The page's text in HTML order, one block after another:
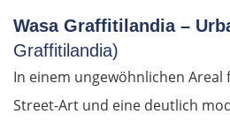
Wasa Graffitilandia –
Graffitilandia)
In einem ungewöhnlichen
Street-Art und eine deutlich
Sofia
Montana